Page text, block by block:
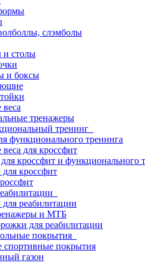
слэмболы
и столы
и боксы
тренажеры
тренинг
функционального тренинга
для кроссфит
кроссфит и функционального
кроссфит
реабилитации
и МТБ
для реабилитации
покрытия
спортивные покрытия
газон